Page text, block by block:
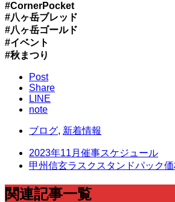
#CornerPocket
#八ヶ岳ブレッド
#八ヶ岳ゴールド
#イベント
#秋まつり
Post
Share
LINE
note
ブログ, 新着情報
2023年11月催事スケジュール
甲州信玄ラスクスタンドパック
関連記事一覧